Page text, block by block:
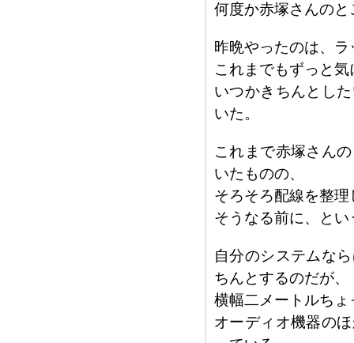
何度か赤塚さんの
昨晩やったのは、
これまでもずっと
いつかきちんとし
いた。
これまで赤塚さん
いたものの、
そろそろ配線を整
そうなる前に、と
自分のシステムな
ちんとするのだが、
横幅二メートルち
オーディオ機器の